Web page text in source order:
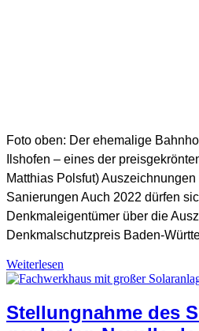
Baukultur,Denkmalschutzpreis,
Foto oben: Der ehemalige
Ilshofen – eines der
Matthias Polsfut)
Sanierungen Auch 2022 dürfen
Denkmaleigentümer über die
Denkmalschutzpreis Baden-
Weiterlesen
Stellungnahme des